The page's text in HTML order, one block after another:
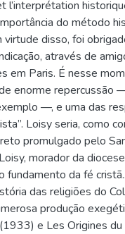
l’interprétation
do método
virtude disso, foi
através de
em Paris. É nesse
enorme repercussão
—, e uma das
Loisy seria, como
promulgado pelo
morador da
fundamento da fé
das religiões do
produção
e Les Origines